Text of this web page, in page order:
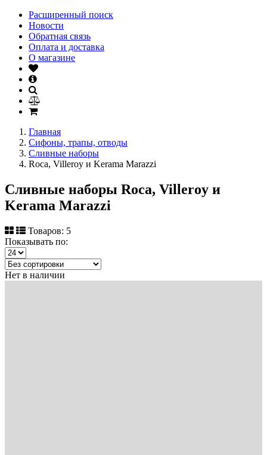
Расширенный поиск
Новости
Обратная связь
Оплата и доставка
О магазине
Главная
Сифоны, трапы, отводы
Сливные наборы
Roca, Villeroy и Kerama Marazzi
Сливные наборы Roca, Villeroy и
Kerama Marazzi
Товаров: 5
Показывать по:
Нет в наличии